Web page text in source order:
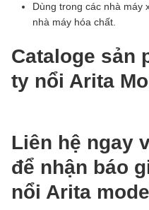
Dùng trong các nhà máy
nhà máy hóa chất.
Cataloge sản
ty nổi Arita
Liên hệ ngay
để nhận báo
nổi Arita